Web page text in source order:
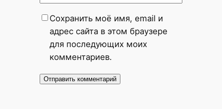
Сохранить моё имя, email и
адрес сайта в этом браузере
для последующих моих
комментариев.